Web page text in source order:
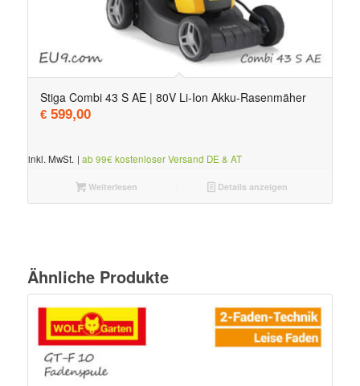
Stiga Combi 43 S AE | 80V Li-Ion Akku-Rasenmäher
€599,00
inkl. MwSt. | ab 99€ kostenloser Versand DE & AT
Weiterlesen Details anzeigen
Ähnliche Produkte